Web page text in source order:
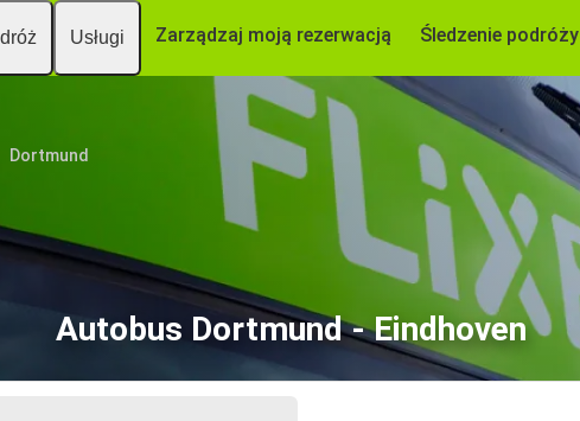
Usługi Zarządzaj moją rezerwacją Śledzenie podróży
Dortmund
Autobus Dortmund - Eindhoven